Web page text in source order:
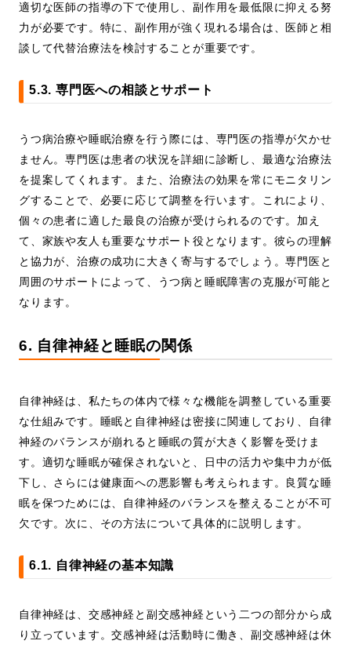
適切な医師の指導の下で使用し、副作用を最低限に抑える努
力が必要です。特に、副作用が強く現れる場合は、医師と相
談して代替治療法を検討することが重要です。
5.3. 専門医への相談とサポート
うつ病治療や睡眠治療を行う際には、専門医の指導が欠かせ
ません。専門医は患者の状況を詳細に診断し、最適な治療法
を提案してくれます。また、治療法の効果を常にモニタリン
グすることで、必要に応じて調整を行います。これにより、
個々の患者に適した最良の治療が受けられるのです。加え
て、家族や友人も重要なサポート役となります。彼らの理解
と協力が、治療の成功に大きく寄与するでしょう。専門医と
周囲のサポートによって、うつ病と睡眠障害の克服が可能と
なります。
6. 自律神経と睡眠の関係
自律神経は、私たちの体内で様々な機能を調整している重要
な仕組みです。睡眠と自律神経は密接に関連しており、自律
神経のバランスが崩れると睡眠の質が大きく影響を受けま
す。適切な睡眠が確保されないと、日中の活力や集中力が低
下し、さらには健康面への悪影響も考えられます。良質な睡
眠を保つためには、自律神経のバランスを整えることが不可
欠です。次に、その方法について具体的に説明します。
6.1. 自律神経の基本知識
自律神経は、交感神経と副交感神経という二つの部分から成
り立っています。交感神経は活動時に働き、副交感神経は休